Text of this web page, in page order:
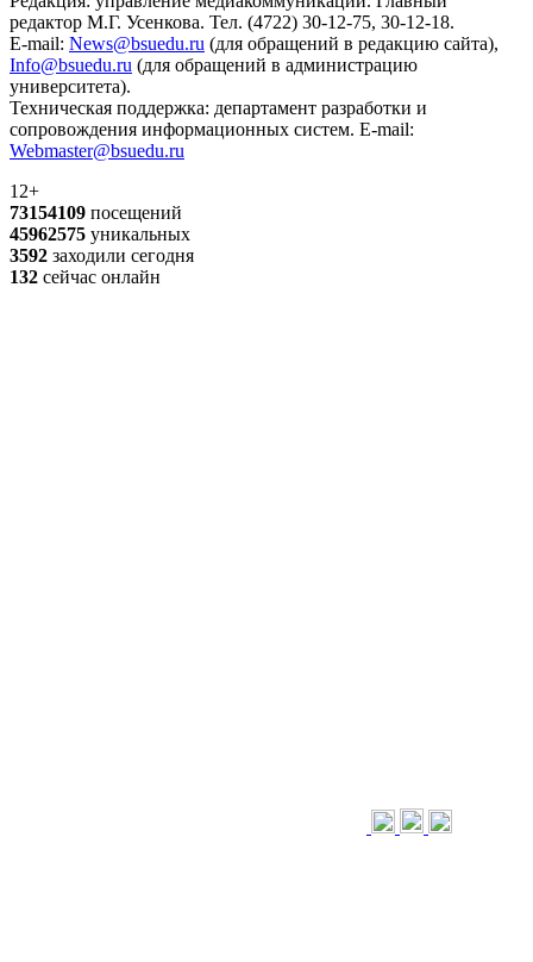
редактор М.Г. Усенкова. Тел. (4722) 30-12-75, 30-12-18.
E-mail: News@bsuedu.ru (для обращений в редакцию сайта),
Info@bsuedu.ru (для обращений в администрацию
университета).
Техническая поддержка: департамент разработки и
сопровождения информационных систем. E-mail:
Webmaster@bsuedu.ru
12+
73154109 посещений
45962575 уникальных
3592 заходили сегодня
132 сейчас онлайн